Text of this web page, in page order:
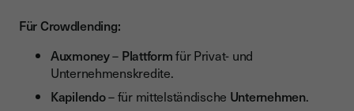
Für Crowdlending:
Auxmoney– Plattformfür Privat- und
Unternehmenskredite.
Kapilendo– für mittelständische Unternehmen.